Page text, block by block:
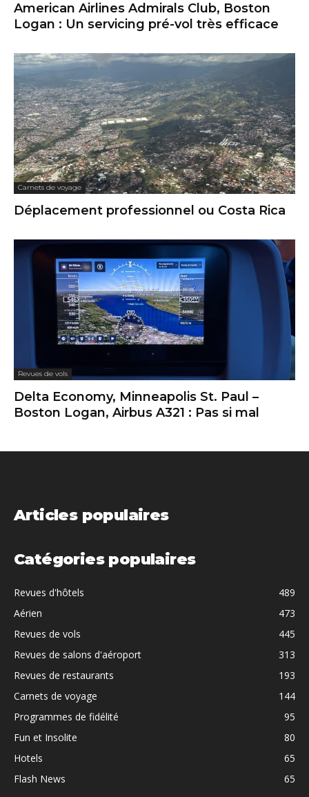
American Airlines Admirals Club, Boston
Logan : Un servicing pré-vol très efficace
Carnets de voyage
Déplacement professionnel ou Costa Rica
Revues de vols
Delta Economy, Minneapolis St. Paul –
Boston Logan, Airbus A321 : Pas si mal
Articles populaires
Catégories populaires
Revues d'hôtels
489
Aérien
473
Revues de vols
445
Revues de salons d'aéroport
313
Revues de restaurants
193
Carnets de voyage
144
Programmes de fidélité
95
Fun et Insolite
80
Hotels
65
Flash News
65